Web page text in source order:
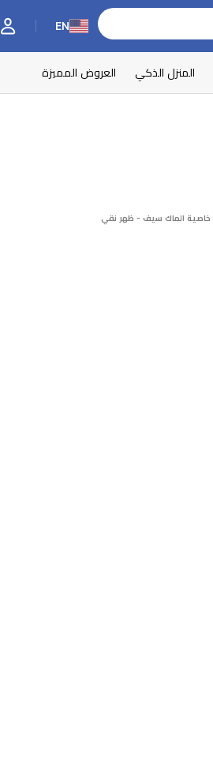
EN
المنزل الذكي العروض المميزة